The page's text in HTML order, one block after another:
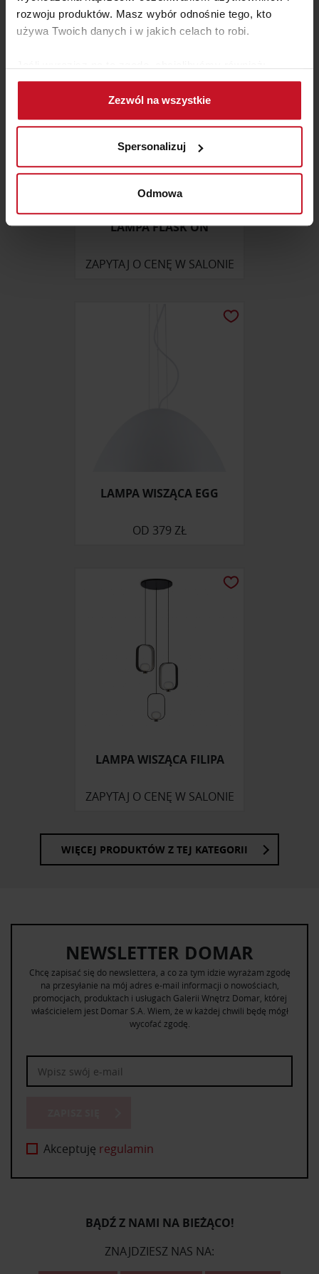
rozwoju produktów. Masz wybór odnośnie tego, kto
używa Twoich danych i w jakich celach to robi.
Gromadzić dane dotyczące Twojej lokalizacji
geograficznej z dokładnością nawet do kilku metrów
Identyfikować Twoje urządzenie, aktywnie
(fingerprinting, czyli wirtualny odcisk palca)
Dowiedz się więcej odnośnie tego, jak Twoje osobiste
dane są przetwarzane oraz ustaw własne preferencje w
zmienić lub wycofać swoją zgodę w dowolnej chwili.
Wykorzystujemy pliki cookie do spersonalizowania treści
korzystasz z naszej witryny, udostępniamy partnerom
Zezwól na wszystkie
Spersonalizuj
Odmowa
LAMPA FLASK ON
ZAPYTAJ O CENĘ W SALONIE
LAMPA WISZĄCA EGG
OD 379 ZŁ
LAMPA WISZĄCA FILIPA
ZAPYTAJ O CENĘ W SALONIE
WIĘCEJ PRODUKTÓW Z TEJ KATEGORII
NEWSLETTER DOMAR
Chcę zapisać się do newslettera, a co za tym idzie wyrażam zgodę
na przesyłanie na mój adres e-mail informacji o nowościach,
promocjach, produktach i usługach Galerii Wnętrz Domar, której
właścicielem jest Domar S.A. Wiem, że w każdej chwili będę mógł
wycofać zgodę.
Akceptuję regulamin
BĄDŹ Z NAMI NA BIEŻĄCO!
ZNAJDZIESZ NAS NA: